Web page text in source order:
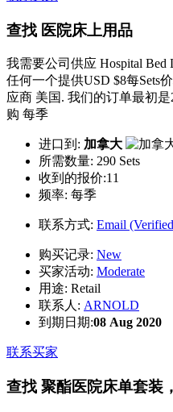
查找 医院床上用品
我需要公司供应 Hospital
任何一个提供USD $8每Sets
应商 美国. 我们的订单最初
购 每季
进口到: 加拿大
所需数量: 290 Sets
收到的报价:11
频率: 每季
联系方式: Email
购买记录: New
买家活动: Moderate
用途: Retail
联系人: ARNOLD
到期日期:08 Aug 2020
联系买家
查找 聚酯医院床单套装